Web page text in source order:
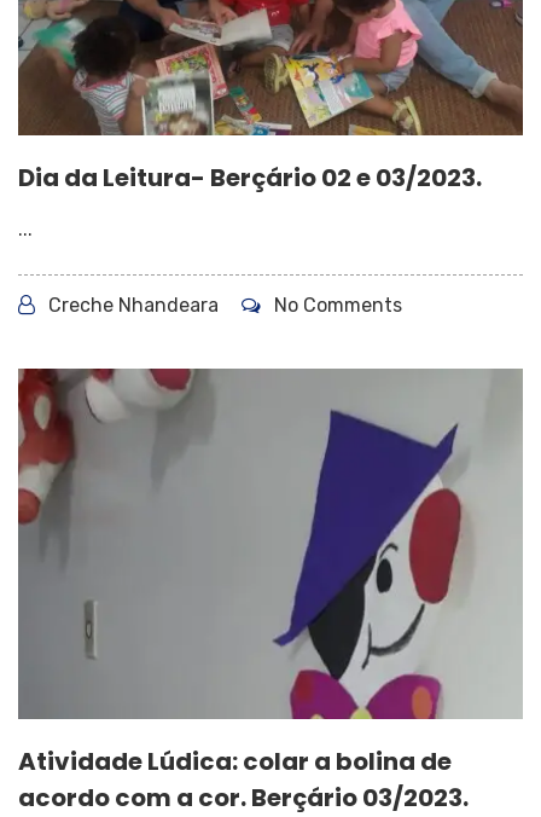
Dia da Leitura- Berçário 02 e 03/2023.
...
Creche Nhandeara No Comments
Atividade Lúdica: colar a bolina de
acordo com a cor. Berçário 03/2023.